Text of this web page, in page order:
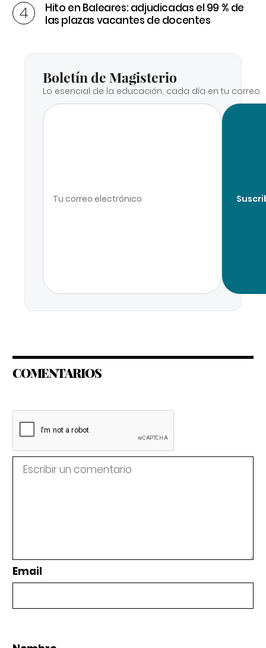
Hito en Baleares: adjudicadas el 99 % de
las plazas vacantes de docentes
Boletín de Magisterio
Lo esencial de la educación, cada día en tu correo.
COMENTARIOS
Email